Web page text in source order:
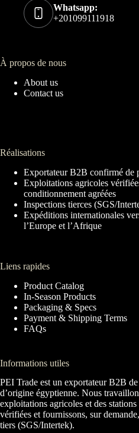
Whatsapp:
+201099111918
À propos de nous
About us
Contact us
Réalisations
Exportateur B2B confirmé de
Exploitations agricoles
conditionnement agréées
Inspections tierces (SGS/
Expéditions internationales
l’Europe et l’Afrique
Liens rapides
Product Catalog
In-Season Products
Packaging & Specs
Payment & Shipping Terms
FAQs
Informations utiles
PEI Trade est un exportateur B2B
d’origine égyptienne. Nous
exploitations agricoles et des
vérifiées et fournissons, sur
tiers (SGS/Intertek).